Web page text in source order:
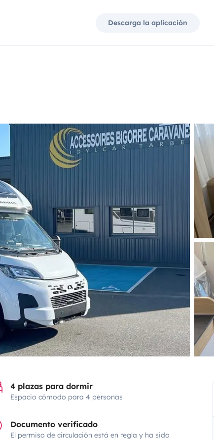
Descarga la aplicación
4 plazas para dormir
Espacio cómodo para 4 personas
Documento verificado
El permiso de circulación está en regla y ha sido